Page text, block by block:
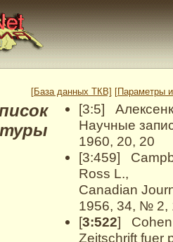
[База данных ТКВ] [Параметры
[3:5]
Научные
1960, 20, 20
[3:459]
Ross L.,
Canadian
1956, 34, № 2,
[3:522] Cohen
Zeitschrift fuer